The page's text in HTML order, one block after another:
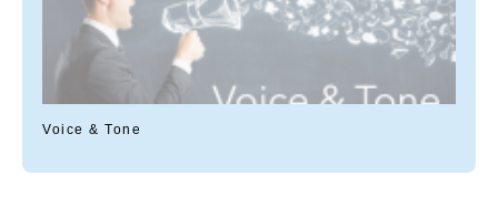
Voice & Tone